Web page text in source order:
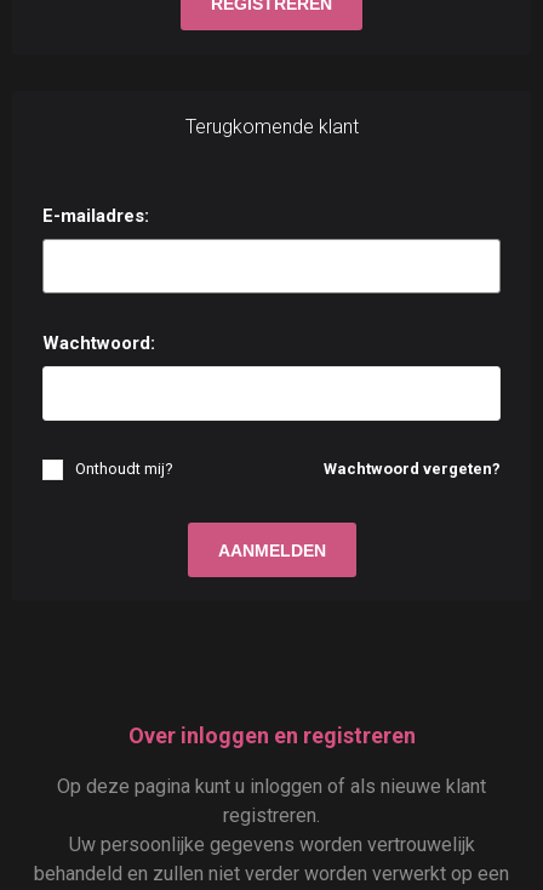
Terugkomende klant
E-mailadres:
Wachtwoord:
Wachtwoord vergeten?
Onthoudt mij?
Over inloggen en registreren
Op deze pagina kunt u inloggen of als nieuwe klant
registreren.
Uw persoonlijke gegevens worden vertrouwelijk
behandeld en zullen niet verder worden verwerkt op een